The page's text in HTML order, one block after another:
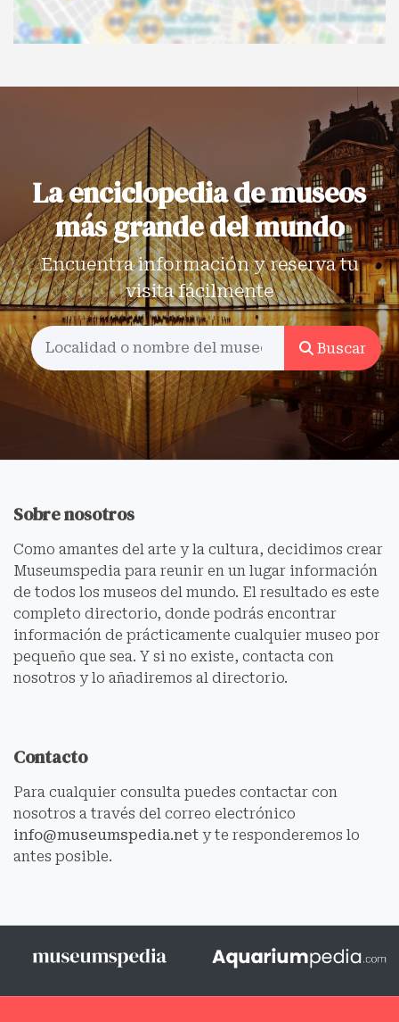
La enciclopedia de museos
más grande del mundo
Encuentra información y reserva tu
visita fácilmente
Buscar
Sobre nosotros
Como amantes del arte y la cultura, decidimos crear
Museumspedia para reunir en un lugar información
de todos los museos del mundo. El resultado es este
completo directorio, donde podrás encontrar
información de prácticamente cualquier museo por
pequeño que sea. Y si no existe, contacta con
nosotros y lo añadiremos al directorio.
Contacto
Para cualquier consulta puedes contactar con
nosotros a través del correo electrónico
info@museumspedia.net y te responderemos lo
antes posible.